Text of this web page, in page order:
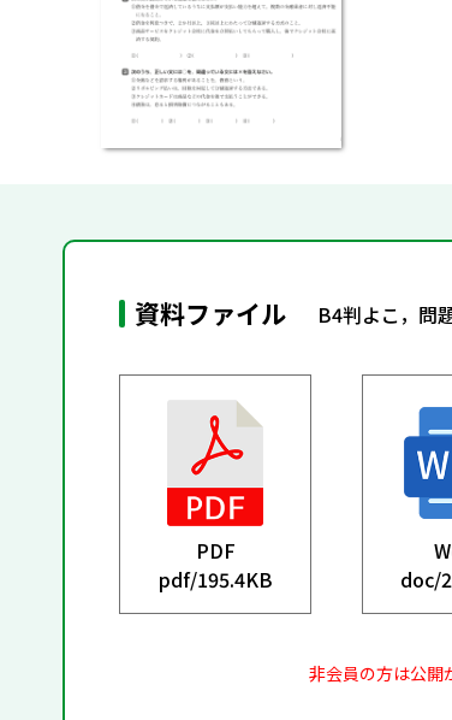
資料ファイル B4判よこ，問
PDF
pdf/195.4KB
doc/
非会員の方は公開